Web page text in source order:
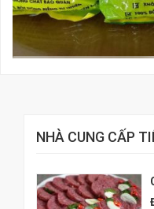
NHÀ CUNG CẤP